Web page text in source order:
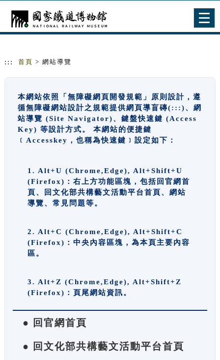
::: 首頁 > 網站導覽
本網站依照「無障礙網頁開發規範」原則設計，遵
循無障礙網站設計之規範提供網頁導盲磚(:::)、網
站導覽 (Site Navigator)、鍵盤快速鍵 (Access
Key) 等設計方式。 本網站的便捷鍵
﹝Accesskey，也稱為快速鍵﹞設定如下：
1. Alt+U (Chrome,Edge), Alt+Shift+U
(Firefox)：右上方功能區塊，包括回官網首
頁、回文化部共構藝文活動平台首頁、網站
導覽、常見問題等。
2. Alt+C (Chrome,Edge), Alt+Shift+C
(Firefox)：中央內容區塊，為本頁主要內容
區。
3. Alt+Z (Chrome,Edge), Alt+Shift+Z
(Firefox)：頁尾網站資訊。
● 回官網首頁
● 回文化部共構藝文活動平台首頁